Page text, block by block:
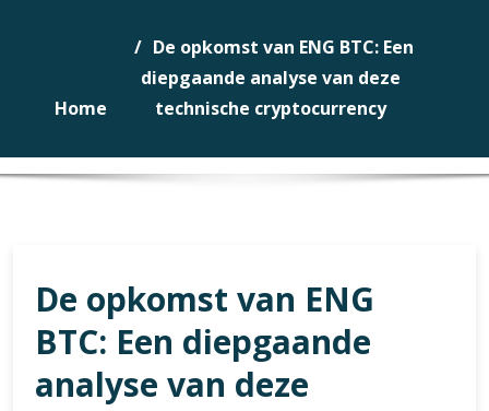
Home
De opkomst van ENG BTC: Een
diepgaande analyse van deze
technische cryptocurrency
De opkomst van ENG
BTC: Een diepgaande
analyse van deze